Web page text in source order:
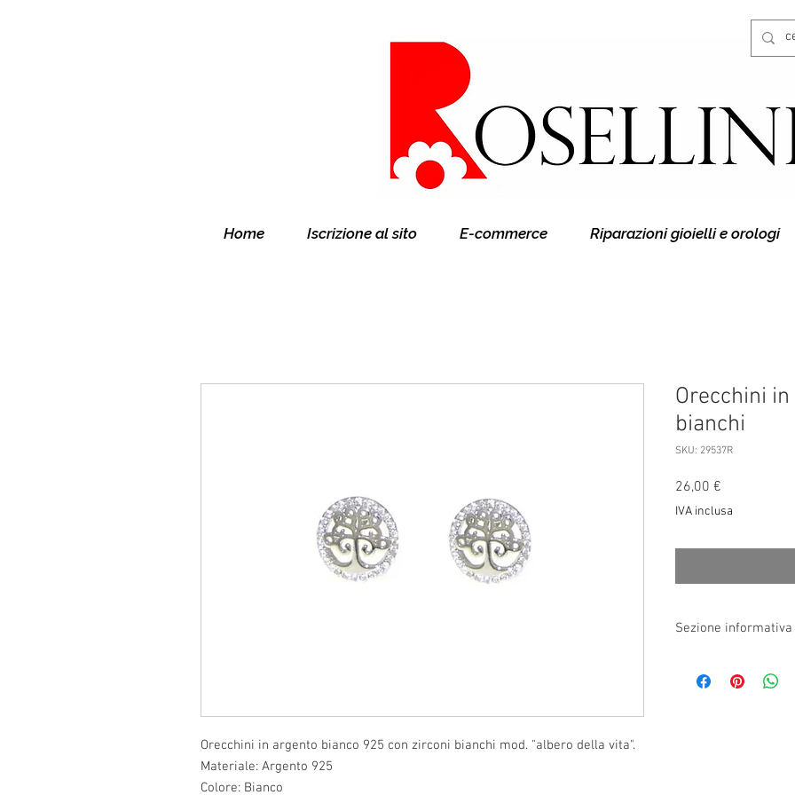
Gioielleria Rosellini
Rosellini online
Home Iscrizione al sito E-commerce Riparazioni gioielli e orologi
Orecchini in argento bianco 925 con zirconi bianchi mod. "albero della vita".
Materiale: Argento 925
Colore: Bianco
Orecchini
bianchi
SKU: 29537R
26,00 €
IVA inclusa
Sezione informativa
gioielli, già trattati